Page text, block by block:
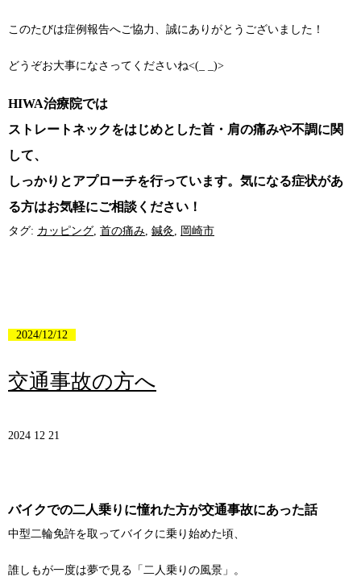
このたびは症例報告へご協力、誠にありがとうございました！
どうぞお大事になさってくださいね<(_ _)>
HIWA治療院では
ストレートネックをはじめとした首・肩の痛みや不調に関
して、
しっかりとアプローチを行っています。気になる症状があ
る方はお気軽にご相談ください！
タグ: カッピング 首の痛み 鍼灸 岡崎市
2024/12/12
交通事故の方へ
2024 12 21
バイクでの二人乗りに憧れた方が交通事故にあった話
中型二輪免許を取ってバイクに乗り始めた頃、
誰しもが一度は夢で見る「二人乗りの風景」 。